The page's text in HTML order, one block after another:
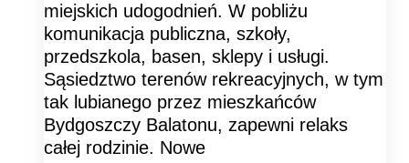
miejskich udogodnień. W pobliżu
komunikacja publiczna, szkoły,
przedszkola, basen, sklepy i usługi.
Sąsiedztwo terenów rekreacyjnych, w tym
tak lubianego przez mieszkańców
Bydgoszczy Balatonu, zapewni relaks
całej rodzinie. Nowe